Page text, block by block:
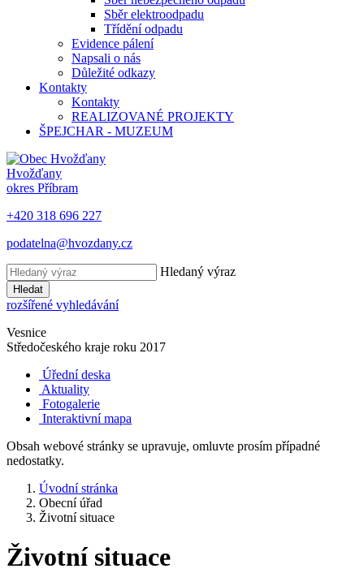
Sběr elektroodpadu
Třídění odpadu
Evidence pálení
Napsali o nás
Důležité odkazy
Kontakty
Kontakty
REALIZOVANÉ PROJEKTY
ŠPEJCHAR - MUZEUM
Hvožďany
okres Příbram
+420 318 696 227
podatelna@hvozdany.cz
Hledaný výraz
Hledat
rozšířené vyhledávání
Vesnice
Středočeského kraje roku 2017
Úřední deska
Aktuality
Fotogalerie
Interaktivní mapa
Obsah webové stránky se upravuje, omluvte prosím případné
nedostatky.
Úvodní stránka
Obecní úřad
Životní situace
Životní situace